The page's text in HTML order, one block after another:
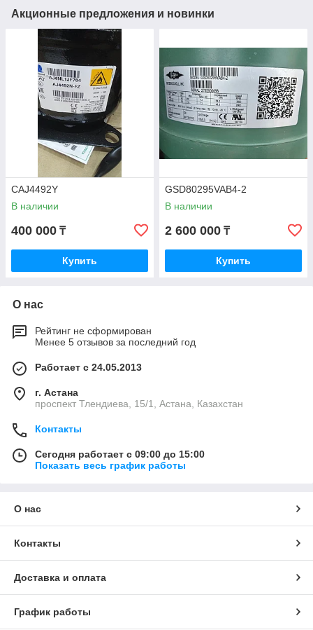
Акционные предложения и новинки
CAJ4492Y
В наличии
400 000 ₸
Купить
GSD80295VAB4-2
В наличии
2 600 000 ₸
Купить
О нас
Рейтинг не сформирован
Менее 5 отзывов за последний год
Работает с 24.05.2013
г. Астана
проспект Тлендиева, 15/1, Астана, Казахстан
Контакты
Сегодня работает с 09:00 до 15:00
Показать весь график работы
О нас
Контакты
Доставка и оплата
График работы